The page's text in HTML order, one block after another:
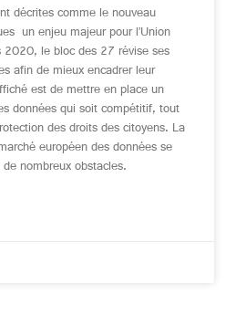
décrites comme le nouveau
un enjeu majeur pour l’Union
2020, le bloc des 27 révise ses
afin de mieux encadrer leur
est de mettre en place un
données qui soit compétitif, tout
des droits des citoyens. La
européen des données se
nombreux obstacles.